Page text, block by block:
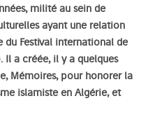
milité au sein de
ayant une relation
du Festival international de
Il a créée, il y a quelques
Mémoires, pour honorer la
islamiste en Algérie, et